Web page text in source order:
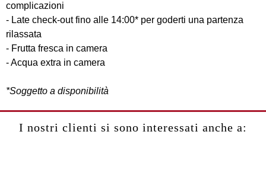
complicazioni
- Late check-out fino alle 14:00* per goderti una partenza
rilassata
- Frutta fresca in camera
- Acqua extra in camera
*Soggetto a disponibilità
I nostri clienti si sono interessati anche a: